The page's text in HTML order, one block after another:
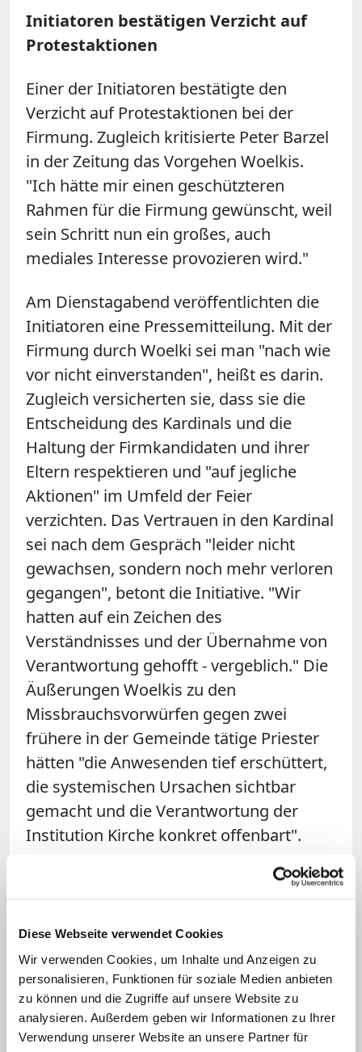
Diese Webseite verwendet Cookies
Wir verwenden Cookies, um Inhalte und Anzeigen zu
personalisieren, Funktionen für soziale Medien anbieten
zu können und die Zugriffe auf unsere Website zu
analysieren. Außerdem geben wir Informationen zu Ihrer
Verwendung unserer Website an unsere Partner für
Initiatoren bestätigen Verzicht auf
Protestaktionen
Einer der Initiatoren bestätigte den
Verzicht auf Protestaktionen bei der
Firmung. Zugleich kritisierte Peter Barzel
in der Zeitung das Vorgehen Woelkis.
"Ich hätte mir einen geschützteren
Rahmen für die Firmung gewünscht, weil
sein Schritt nun ein großes, auch
mediales Interesse provozieren wird."
Am Dienstagabend veröffentlichten die
Initiatoren eine Pressemitteilung. Mit der
Firmung durch Woelki sei man "nach wie
vor nicht einverstanden", heißt es darin.
Zugleich versicherten sie, dass sie die
Entscheidung des Kardinals und die
Haltung der Firmkandidaten und ihrer
Eltern respektieren und "auf jegliche
Aktionen" im Umfeld der Feier
verzichten. Das Vertrauen in den Kardinal
sei nach dem Gespräch "leider nicht
gewachsen, sondern noch mehr verloren
gegangen", betont die Initiative. "Wir
hatten auf ein Zeichen des
Verständnisses und der Übernahme von
Verantwortung gehofft - vergeblich." Die
Äußerungen Woelkis zu den
Missbrauchsvorwürfen gegen zwei
frühere in der Gemeinde tätige Priester
hätten "die Anwesenden tief erschüttert,
die systemischen Ursachen sichtbar
gemacht und die Verantwortung der
Institution Kirche konkret offenbart".
Priester tätig, gegen die zuletzt Vorwürfe
laut geworden waren: Pfarrer D., den
Woelki 2017 trotz des Vorwurfs sexueller
Übergriffe zum stellvertretenden
Düsseldorfer Stadtdechanten ernannte